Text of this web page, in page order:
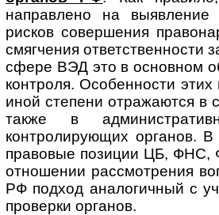
направлено на выявление
рисков совершения
смягчения
сфере ВЭД это в основном
контроля. Особенности
иной степени отражаются в
также в
контролирующих органов.
правовые позиции ЦБ, ФНС,
отношении рассмотрения
РФ подход аналогичный с
проверки органов.